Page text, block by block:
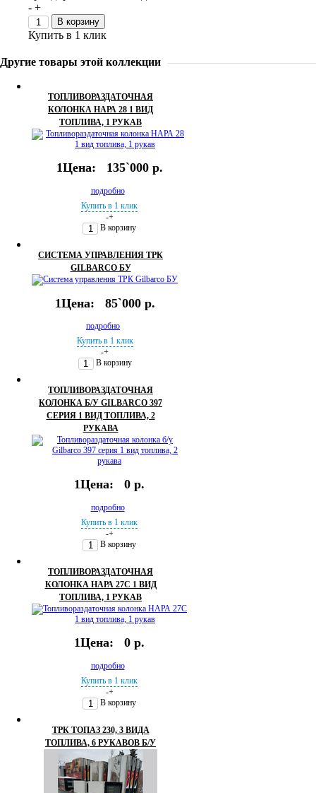
- +
В корзину
Купить в 1 клик
Другие товары этой коллекции
ТОПЛИВОРАЗДАТОЧНАЯ
КОЛОНКА НАРА 28 1 ВИД
ТОПЛИВА, 1 РУКАВ
1Цена: 135`000 р.
подробно
Купить в 1 клик
-+
В корзину
СИСТЕМА УПРАВЛЕНИЯ ТРК
GILBARCO БУ
1Цена: 85`000 р.
подробно
Купить в 1 клик
-+
В корзину
ТОПЛИВОРАЗДАТОЧНАЯ
КОЛОНКА Б/У GILBARCO 397
СЕРИЯ 1 ВИД ТОПЛИВА, 2
РУКАВА
1Цена: 0 р.
подробно
Купить в 1 клик
-+
В корзину
ТОПЛИВОРАЗДАТОЧНАЯ
КОЛОНКА НАРА 27С 1 ВИД
ТОПЛИВА, 1 РУКАВ
1Цена: 0 р.
подробно
Купить в 1 клик
-+
В корзину
ТРК ТОПАЗ 230, 3 ВИДА
ТОПЛИВА, 6 РУКАВОВ Б/У